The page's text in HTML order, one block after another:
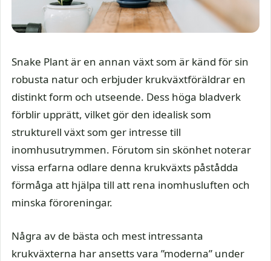
Snake Plant är en annan växt som är känd för sin
robusta natur och erbjuder krukväxtföräldrar en
distinkt form och utseende. Dess höga bladverk
förblir upprätt, vilket gör den idealisk som
strukturell växt som ger intresse till
inomhusutrymmen. Förutom sin skönhet noterar
vissa erfarna odlare denna krukväxts påstådda
förmåga att hjälpa till att rena inomhusluften och
minska föroreningar.
Några av de bästa och mest intressanta
krukväxterna har ansetts vara ”moderna” under